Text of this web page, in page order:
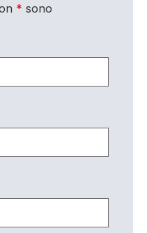
* sono